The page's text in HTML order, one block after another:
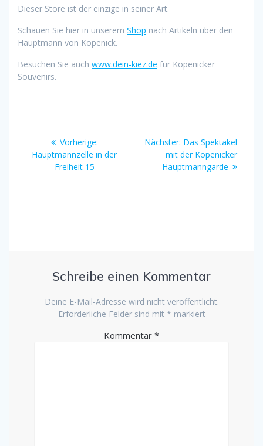
Dieser Store ist der einzige in seiner Art.
Schauen Sie hier in unserem Shop nach Artikeln über den
Hauptmann von Köpenick.
Besuchen Sie auch www.dein-kiez.de für Köpenicker
Souvenirs.
Beitragsnavigation
Vorherige:Vorheriger
Beitrag:
Hauptmannzelle in der
Freiheit 15
Nächster: Nächster
Beitrag:
Das Spektakel
mit der Köpenicker
Hauptmanngarde
Schreibe einen Kommentar
Deine E-Mail-Adresse wird nicht veröffentlicht.
Erforderliche Felder sind mit * markiert
Kommentar *